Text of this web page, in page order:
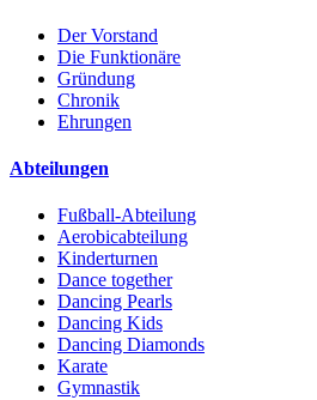
Der Vorstand
Die Funktionäre
Gründung
Chronik
Ehrungen
Abteilungen
Fußball-Abteilung
Aerobicabteilung
Kinderturnen
Dance together
Dancing Pearls
Dancing Kids
Dancing Diamonds
Karate
Gymnastik